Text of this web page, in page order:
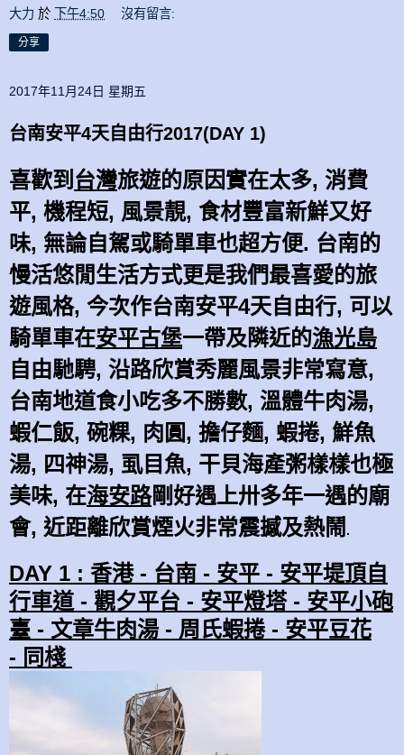
大力 於 下午4:50 沒有留言:
分享
2017年11月24日 星期五
台南安平4天自由行2017(DAY 1)
喜歡到 台灣旅遊的原因實在太多, 消費
平, 機程短, 風景靚, 食材豐富新鮮又好
味, 無論自駕或騎單車也超方便. 台南的
慢活悠閒生活方式更是我們最喜愛的旅
遊風格, 今次作台南安平4天自由行, 可以
騎單車在安平古堡一帶及隣近的漁光島
自由馳騁, 沿路欣賞秀麗風景非常寫意,
台南地道食小吃多不勝數, 溫體牛肉湯,
蝦仁飯, 碗粿, 肉圓, 擔仔麵, 蝦捲, 鮮魚
湯, 四神湯, 虱目魚, 干貝海產粥樣樣也極
美味, 在海安路剛好遇上卅多年一遇的廟
會, 近距離欣賞煙火非常震撼及熱鬧 .
DAY 1 : 香港 - 台南 - 安平 - 安平堤頂自
行車道 - 觀夕平台 - 安平燈塔 - 安平小砲
臺 - 文章牛肉湯 - 周氏蝦捲 - 安平豆花
- 同棧